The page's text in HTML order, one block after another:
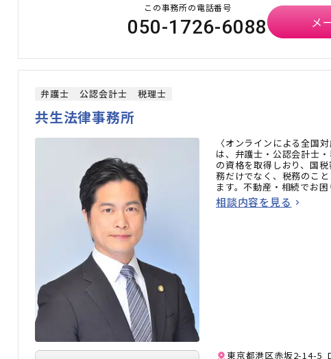
この事務所の電話番号
050-1726-6088 メ
弁護士 公認会計士 税理士
共生法律事務所
〈オンラインによる全国
は、弁護士・公認会計士
の資格を取得しおり、国
務だけでなく、税務のこ
ます。不動産・相続でお
方はお気軽にご相談くださ
相談内容を見る
東京都港区赤坂2-14-5